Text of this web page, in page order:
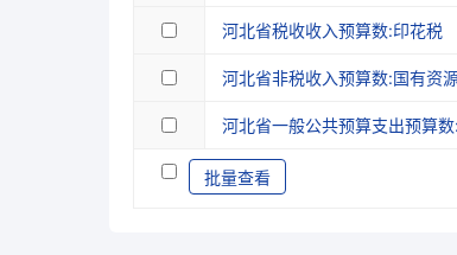
河北省税收收入预算数:印花税
河北省非税收入预算数:国有资
河北省一般公共预算支出预算
批量查看